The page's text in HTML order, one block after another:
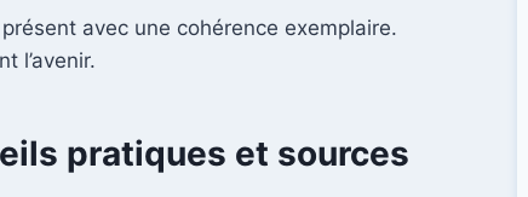
avec une cohérence exemplaire.
l’avenir.
pratiques et sources